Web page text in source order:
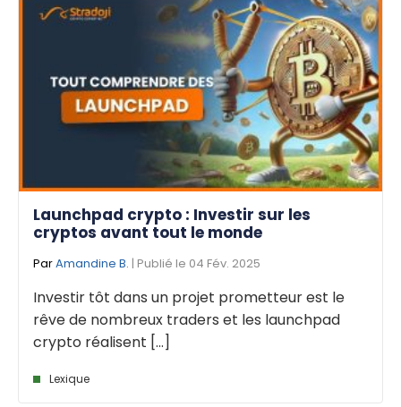
Launchpad crypto : Investir sur les
cryptos avant tout le monde
ParAmandine B. | Publié le 04 Fév. 2025
Investir tôt dans un projet prometteur est le
rêve de nombreux traders et les launchpad
crypto réalisent [...]
Lexique